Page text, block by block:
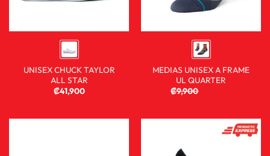
UNISEX CHUCK TAYLOR
ALL STAR
₡41,900
MEDIAS UNISEX A FRAME
UL QUARTER
₡9,900